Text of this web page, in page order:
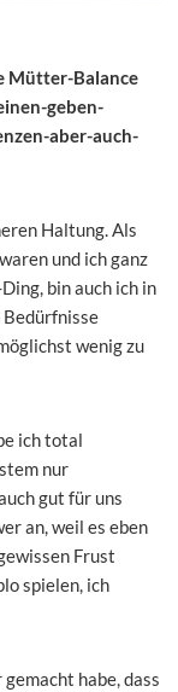
Mütter-Balance
geben-
aber-auch-
Haltung. Als
und ich ganz
bin auch ich in
Bedürfnisse
wenig zu
ich total
nur
gut für uns
an, weil es eben
Frust
spielen, ich
habe, dass